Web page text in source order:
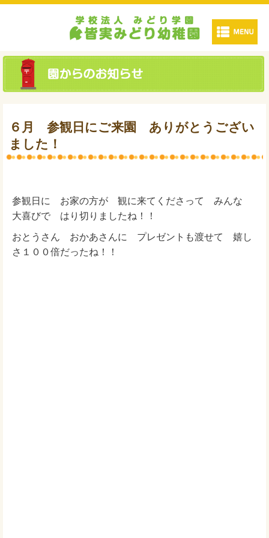
６月 参観日にご来園 ありがとうござい
ました！
参観日に お家の方が 観に来てくださって みんな
大喜びで はり切りましたね！！
おとうさん おかあさんに プレゼントも渡せて 嬉し
さ１００倍だったね！！